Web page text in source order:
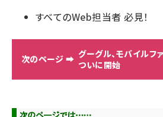
すべてのWeb担当者 必見！
グーグル、モバイルフ
ついに開始